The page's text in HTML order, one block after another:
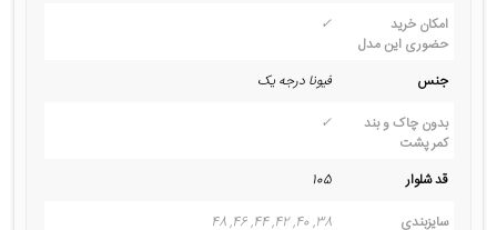
امکان خرید
حضوری این مدل
✓
جنس
فیونا درجه یک
بدون چاک و بند
کمر پشت
✓
قد شلوار
105
سایزبندی
38, 40, 42, 44, 46, 48